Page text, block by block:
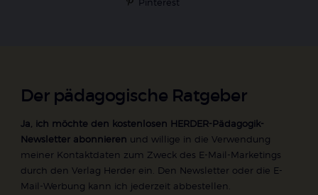
Der pädagogische Ratgeber
Ja, ich möchte den kostenlosen HERDER-Pädagogik-
Newsletter abonnieren und willige in die Verwendung
meiner Kontaktdaten zum Zweck des E-Mail-Marketings
durch den Verlag Herder ein. Den Newsletter oder die E-
Mail-Werbung kann ich jederzeit abbestellen.